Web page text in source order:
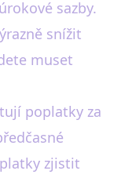
sazby.
snížit
muset
poplatky za
zjistit